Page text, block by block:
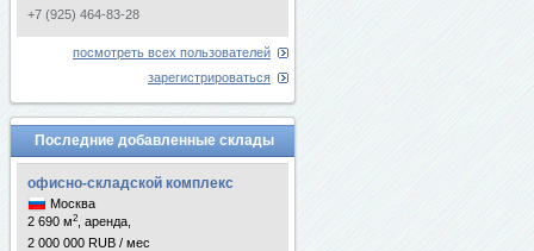
+7 (925) 464-83-28
посмотреть всех пользователей
зарегистрироваться
Последние добавленные склады
офисно-складской комплекс
Москва
2 690 м2
, аренда,
2 000 000 RUB / мес